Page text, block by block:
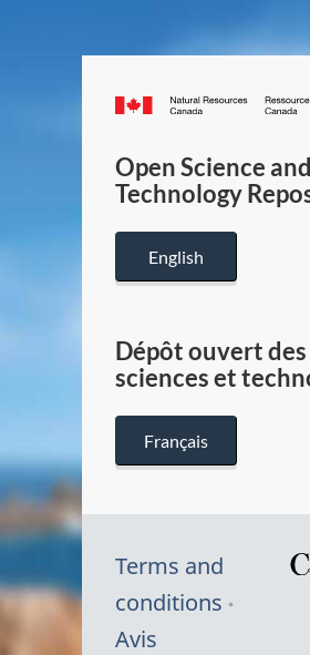
Canada.ca
Open Science and
Technology
English
Dépôt ouvert des
sciences et
Français
Terms and
conditions
Avis